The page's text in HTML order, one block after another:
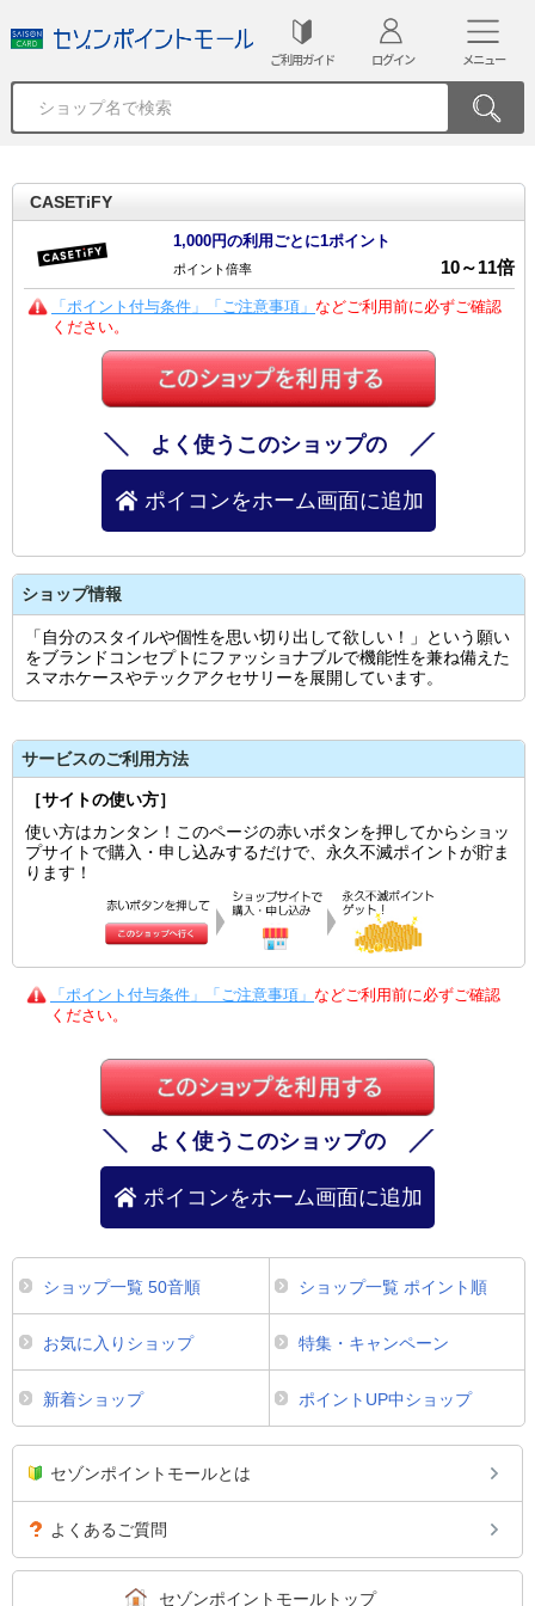
ご利用ガイド ログイン メニュー
CASETiFY
1,000円の利用ごとに1ポイント
ポイント倍率 10～11倍
「ポイント付与条件」「ご注意事項」 などご利用前に必ずご確認
ください。
よく使うこのショップの
ポイコンをホーム画面に追加
ショップ情報
「自分のスタイルや個性を思い切り出して欲しい！」という願い
をブランドコンセプトにファッショナブルで機能性を兼ね備えた
スマホケースやテックアクセサリーを展開しています。
サービスのご利用方法
［サイトの使い方］
使い方はカンタン！このページの赤いボタンを押してからショッ
プサイトで購入・申し込みするだけで、永久不滅ポイントが貯ま
ります！
「ポイント付与条件」「ご注意事項」 などご利用前に必ずご確認
ください。
よく使うこのショップの
ポイコンをホーム画面に追加
ショップ一覧 50音順 ショップ一覧 ポイント順
お気に入りショップ 特集・キャンペーン
新着ショップ ポイントUP中ショップ
セゾンポイントモールとは
よくあるご質問
セゾンポイントモールトップ